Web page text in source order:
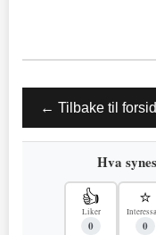
← Tilbake til
Hva
👍
Liker
0
⭐
0